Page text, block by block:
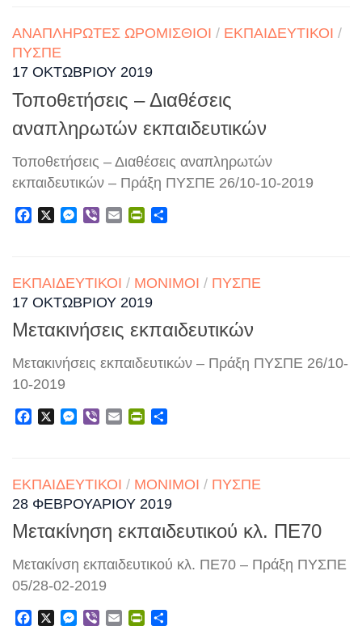
ΑΝΑΠΛΗΡΩΤΈΣ ΩΡΟΜΊΣΘΙΟΙ / ΕΚΠΑΙΔΕΥΤΙΚΟΊ /
ΠΥΣΠΕ
17 ΟΚΤΩΒΡΊΟΥ 2019
Τοποθετήσεις – Διαθέσεις
αναπληρωτών εκπαιδευτικών
Τοποθετήσεις – Διαθέσεις αναπληρωτών
εκπαιδευτικών – Πράξη ΠΥΣΠΕ 26/10-10-2019
FacebookMessenger
Viber EmailPrintFriendly
ΕΚΠΑΙΔΕΥΤΙΚΟΊ / ΜΌΝΙΜΟΙ / ΠΥΣΠΕ
17 ΟΚΤΩΒΡΊΟΥ 2019
Μετακινήσεις εκπαιδευτικών
Μετακινήσεις εκπαιδευτικών – Πράξη ΠΥΣΠΕ 26/10-
10-2019
FacebookMessenger
Viber EmailPrintFriendly
ΕΚΠΑΙΔΕΥΤΙΚΟΊ / ΜΌΝΙΜΟΙ / ΠΥΣΠΕ
28 ΦΕΒΡΟΥΑΡΊΟΥ 2019
Μετακίνηση εκπαιδευτικού κλ. ΠΕ70
Μετακίνση εκπαιδευτικού κλ. ΠΕ70 – Πράξη ΠΥΣΠΕ
05/28-02-2019
FacebookMessenger
Viber EmailPrintFriendly